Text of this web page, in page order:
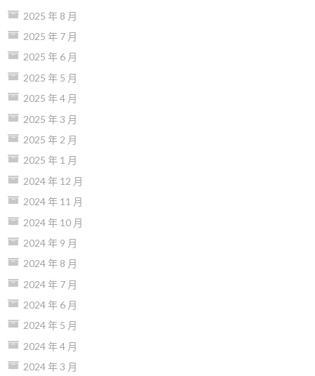
2025 年 8 月
2025 年 7 月
2025 年 6 月
2025 年 5 月
2025 年 4 月
2025 年 3 月
2025 年 2 月
2025 年 1 月
2024 年 12 月
2024 年 11 月
2024 年 10 月
2024 年 9 月
2024 年 8 月
2024 年 7 月
2024 年 6 月
2024 年 5 月
2024 年 4 月
2024 年 3 月